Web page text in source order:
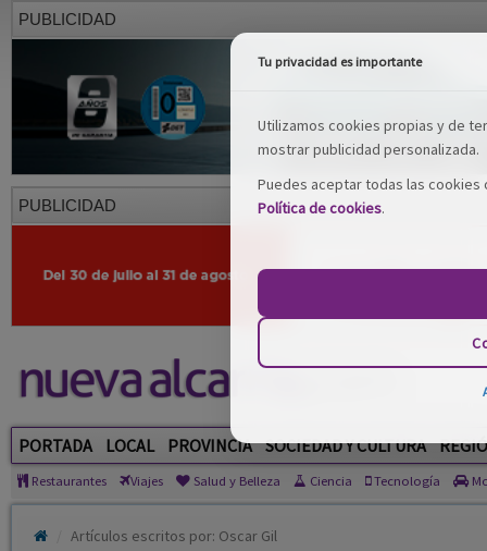
PUBLICIDAD
PUBLICIDAD
PORTADA LOCAL PROVINCIA SOCIEDAD Y CULTURA
Restaurantes Viajes Salud y Belleza
Artículos escritos por: Oscar Gil
Tu privacidad es importante
Utilizamos cookies propias y de
mostrar publicidad personalizada.
Puedes aceptar todas las
Política de cookies.